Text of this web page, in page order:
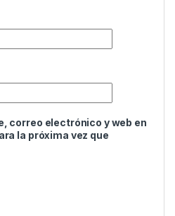
correo electrónico y web en
la próxima vez que